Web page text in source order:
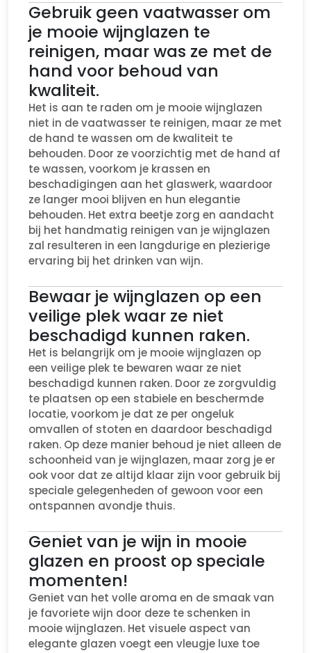
Gebruik geen vaatwasser om
je mooie wijnglazen te
reinigen, maar was ze met de
hand voor behoud van
kwaliteit.
Het is aan te raden om je mooie wijnglazen
niet in de vaatwasser te reinigen, maar ze met
de hand te wassen om de kwaliteit te
behouden. Door ze voorzichtig met de hand af
te wassen, voorkom je krassen en
beschadigingen aan het glaswerk, waardoor
ze langer mooi blijven en hun elegantie
behouden. Het extra beetje zorg en aandacht
bij het handmatig reinigen van je wijnglazen
zal resulteren in een langdurige en plezierige
ervaring bij het drinken van wijn.
Bewaar je wijnglazen op een
veilige plek waar ze niet
beschadigd kunnen raken.
Het is belangrijk om je mooie wijnglazen op
een veilige plek te bewaren waar ze niet
beschadigd kunnen raken. Door ze zorgvuldig
te plaatsen op een stabiele en beschermde
locatie, voorkom je dat ze per ongeluk
omvallen of stoten en daardoor beschadigd
raken. Op deze manier behoud je niet alleen de
schoonheid van je wijnglazen, maar zorg je er
ook voor dat ze altijd klaar zijn voor gebruik bij
speciale gelegenheden of gewoon voor een
ontspannen avondje thuis.
Geniet van je wijn in mooie
glazen en proost op speciale
momenten!
Geniet van het volle aroma en de smaak van
je favoriete wijn door deze te schenken in
mooie wijnglazen. Het visuele aspect van
elegante glazen voegt een vleugje luxe toe